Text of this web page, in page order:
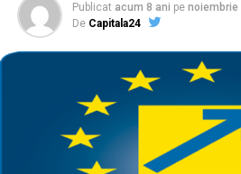
Publicat acum 8 ani pe noiembrie
De Capitala24